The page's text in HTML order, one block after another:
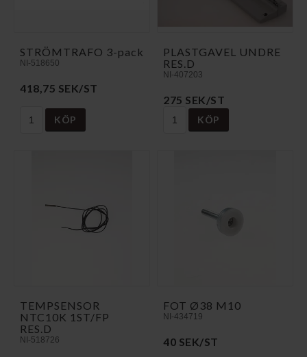
STRÖMTRAFO 3-pack
NI-518650
418,75 SEK/ST
KÖP
PLASTGAVEL UNDRE
RES.D
NI-407203
275 SEK/ST
KÖP
TEMPSENSOR
NTC10K 1ST/FP
RES.D
NI-518726
FOT Ø38 M10
NI-434719
40 SEK/ST